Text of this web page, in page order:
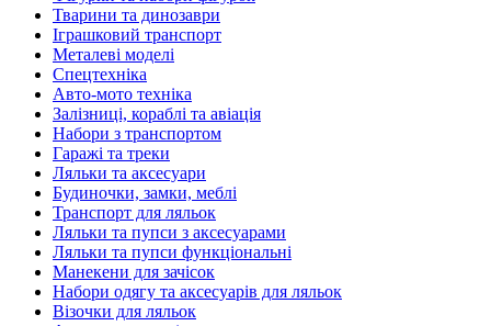
Тварини та динозаври
Іграшковий транспорт
Металеві моделі
Спецтехніка
Авто-мото техніка
Залізниці, кораблі та авіація
Набори з транспортом
Гаражі та треки
Ляльки та аксесуари
Будиночки, замки, меблі
Транспорт для ляльок
Ляльки та пупси з аксесуарами
Ляльки та пупси функціональні
Манекени для зачісок
Набори одягу та аксесуарів для ляльок
Візочки для ляльок